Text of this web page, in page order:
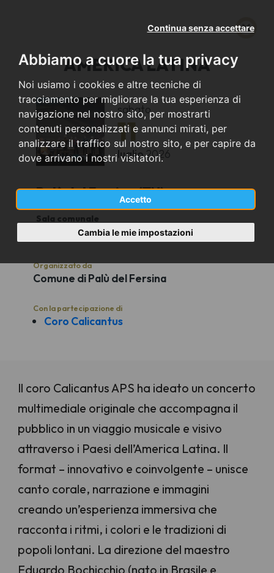
Abbiamo a cuore la tua privacy
Noi usiamo i cookies e altre tecniche di
tracciamento per migliorare la tua esperienza di
navigazione nel nostro sito, per mostrarti
contenuti personalizzati e annunci mirati, per
analizzare il traffico sul nostro sito, e per capire da
dove arrivano i nostri visitatori.
Accetto
Continua senza accettare
Cambia le mie impostazioni
AMERICA LATINA
sabato
11
luglio2026
Palù del Fersina (TN)
Sala comunale
Organizzato da
Comune di Palù del Fersina
Con la partecipazione di
Coro Calicantus
Il coro Calicantus APS ha ideato un concerto
multimediale originale che accompagna il
pubblico in un viaggio musicale e visivo
attraverso i Paesi dell’America Latina. Il
format – innovativo e coinvolgente – unisce
canto corale, narrazione e immagini
creando un’esperienza immersiva che
racconta i ritmi, i colori e le tradizioni di
popoli lontani. La direzione del maestro
Eduardo Bochicchio (nato in Brasile e